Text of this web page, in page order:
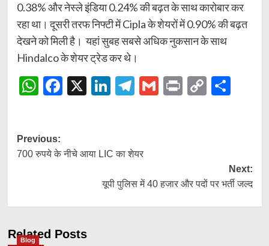
0.38% और नेस्ले इंडिया 0.24% की बढ़त के साथ कारोबार कर
रहा था। दूसरी तरफ निफ्टी में Cipla के शेयरों में 0.90% की बढ़त
देखने को मिली है। यहां सुबह सबसे अधिक नुकसान के साथ
Hindalco के शेयर ट्रेड कर थे।
WhatsApp
Facebook
X LinkedIn
Telegram
Gmail
Print
Copy
Post
navigation
Previous:
700 रुपये के नीचे आया LIC का शेयर
Next:
यूपी पुलिस में 40 हजार और पदों पर भर्ती जल्द
Related Posts
Blog